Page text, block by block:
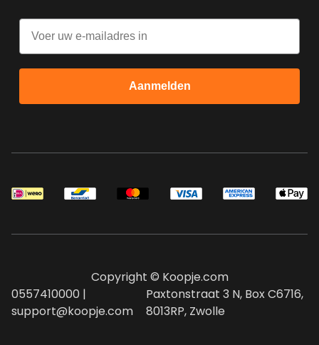
Email
Aanmelden
Copyright © Koopje.com
0557410000 |
support@koopje.com
Paxtonstraat 3 N, Box C6716,
8013RP, Zwolle